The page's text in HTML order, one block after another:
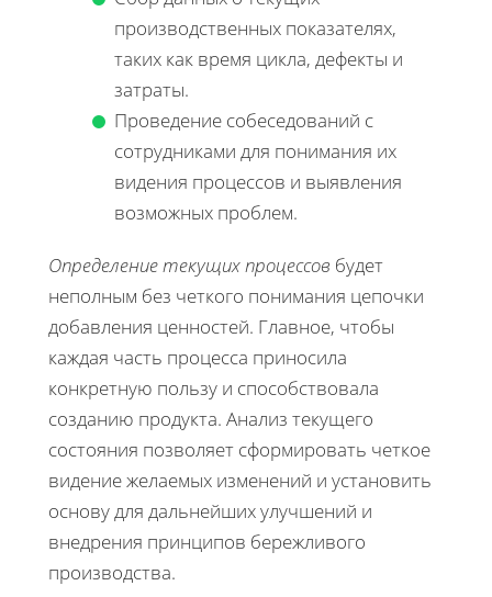
производственных показателях,
таких как время цикла, дефекты и
затраты.
Проведение собеседований с
сотрудниками для понимания их
видения процессов и выявления
возможных проблем.
Определение текущих процессов будет
неполным без четкого понимания цепочки
добавления ценностей. Главное, чтобы
каждая часть процесса приносила
конкретную пользу и способствовала
созданию продукта. Анализ текущего
состояния позволяет сформировать четкое
видение желаемых изменений и установить
основу для дальнейших улучшений и
внедрения принципов бережливого
производства.